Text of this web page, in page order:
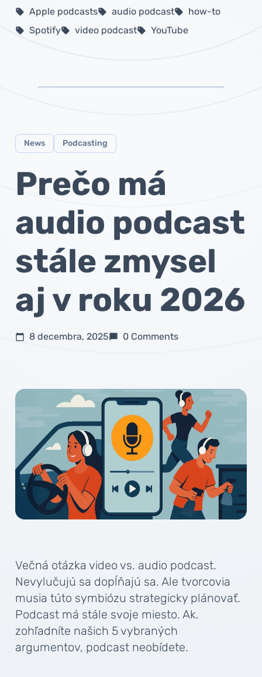
sell Apple podcastssell audio podcastsell how-to
sell Spotifysell video podcastsell YouTube
News Podcasting
Prečo má
audio podcast
stále zmysel
aj v roku 2026
calendar_today 8 decembra, 2025 chat_bubble 0 Comments
Večná otázka video vs. audio podcast.
Nevylučujú sa dopĺňajú sa. Ale tvorcovia
musia túto symbiózu strategicky plánovať.
Podcast má stále svoje miesto. Ak.
zohľadníte našich 5 vybraných
argumentov, podcast neobídete.